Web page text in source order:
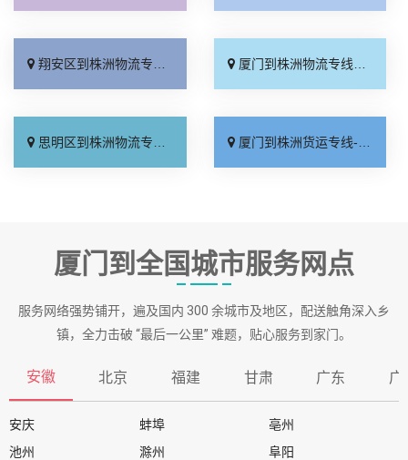
翔安区到株洲物流专线_运价实惠「价位合理」 厦门到株洲物流专线_多少一吨「高效运输」
思明区到株洲物流专线_高速快运「运保时效」 厦门到株洲货运专线-厦门到株洲物流公司_直达到站「合同承运」
厦门到全国城市服务网点
服务网络强势铺开，遍及国内 300 余城市及地区，配送触角深入乡
镇，全力击破 “最后一公里” 难题，贴心服务到家门。
安徽 北京 福建 甘肃 广东 广
安庆 蚌埠
亳州
池州
滁州
阜阳